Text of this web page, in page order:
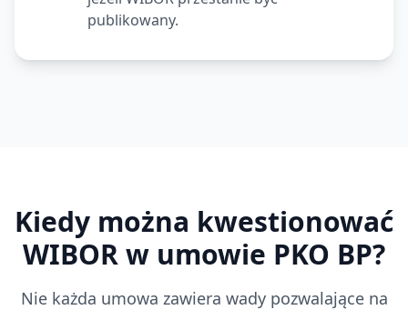
publikowany.
Kiedy można kwestionować
WIBOR w umowie PKO BP?
Nie każda umowa zawiera wady pozwalające na